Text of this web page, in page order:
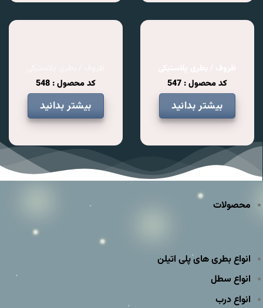
کد محصول : 547
بیشتر بدانید
کد محصول : 548
بیشتر بدانید
محصولات
انواع بطری های پلی اتیلن
انواع سطل
انواع درب